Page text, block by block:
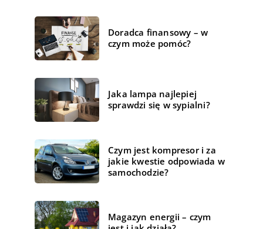
Doradca finansowy – w
czym może pomóc?
Jaka lampa najlepiej
sprawdzi się w sypialni?
Czym jest kompresor i za
jakie kwestie odpowiada w
samochodzie?
Magazyn energii – czym